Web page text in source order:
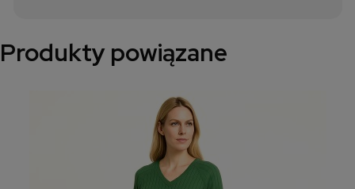
Produkty powiązane